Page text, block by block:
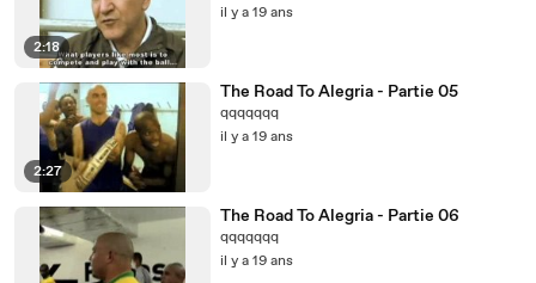
2:18
il y a 19 ans
2:27
The Road To Alegria - Partie 05
qqqqqqq
il y a 19 ans
The Road To Alegria - Partie 06
qqqqqqq
il y a 19 ans